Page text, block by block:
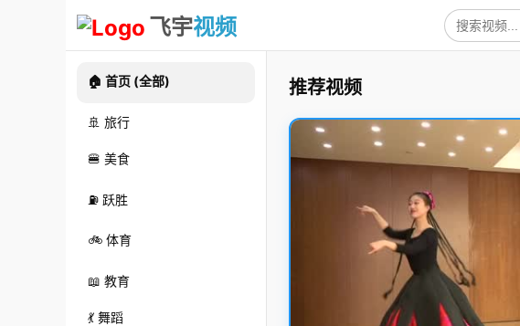
飞宇视频
🏠 首页 (全部)
🚢 旅行
🍔 美食
⛽ 跃胜
🚲 体育
📖 教育
💃 舞蹈
推荐视频